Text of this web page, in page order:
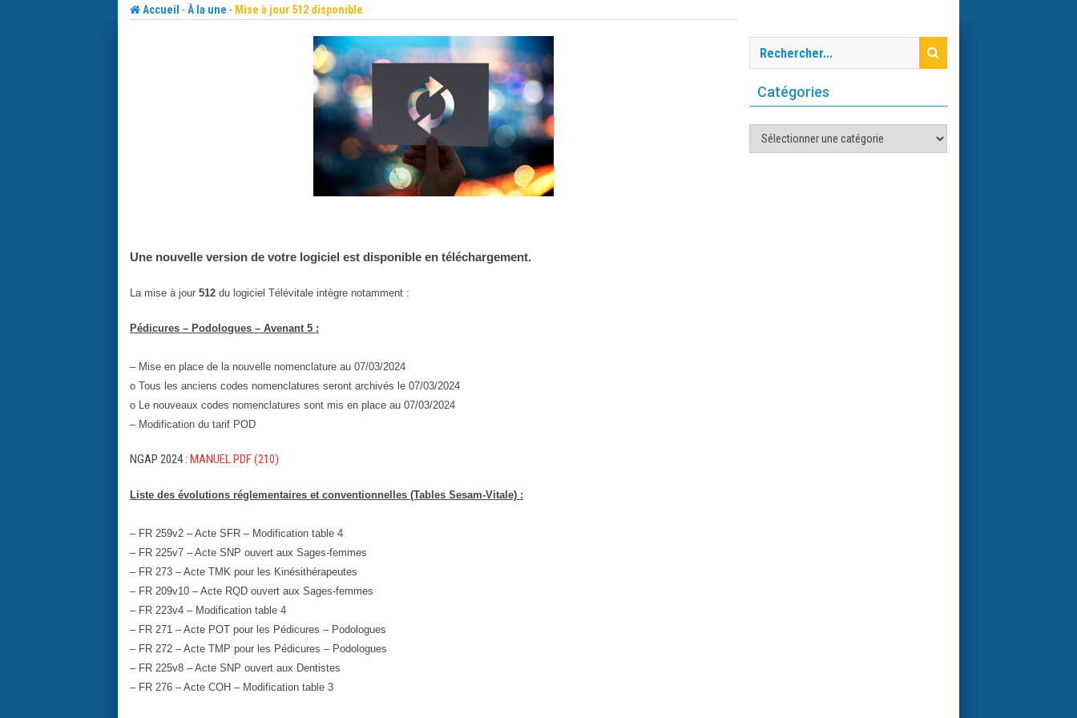
Accueil -À la une - Mise à jour 512 disponible
Une nouvelle version de votre logiciel est disponible en téléchargement.
La mise à jour 512 du logiciel Télévitale intègre notamment :
Pédicures – Podologues – Avenant 5 :
– Mise en place de la nouvelle nomenclature au 07/03/2024
o Tous les anciens codes nomenclatures seront archivés le 07/03/2024
o Le nouveaux codes nomenclatures sont mis en place au 07/03/2024
– Modification du tarif POD
NGAP 2024 : MANUEL PDF (210)
Liste des évolutions réglementaires et conventionnelles (Tables Sesam-Vitale) :
– FR 259v2 – Acte SFR – Modification table 4
– FR 225v7 – Acte SNP ouvert aux Sages-femmes
– FR 273 – Acte TMK pour les Kinésithérapeutes
– FR 209v10 – Acte RQD ouvert aux Sages-femmes
– FR 223v4 – Modification table 4
– FR 271 – Acte POT pour les Pédicures – Podologues
– FR 272 – Acte TMP pour les Pédicures – Podologues
– FR 225v8 – Acte SNP ouvert aux Dentistes
– FR 276 – Acte COH – Modification table 3
Catégories
Catégories